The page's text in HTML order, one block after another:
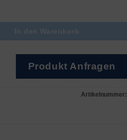
Menge
In den Warenkorb
Produkt Anfragen
Artikelnummer: